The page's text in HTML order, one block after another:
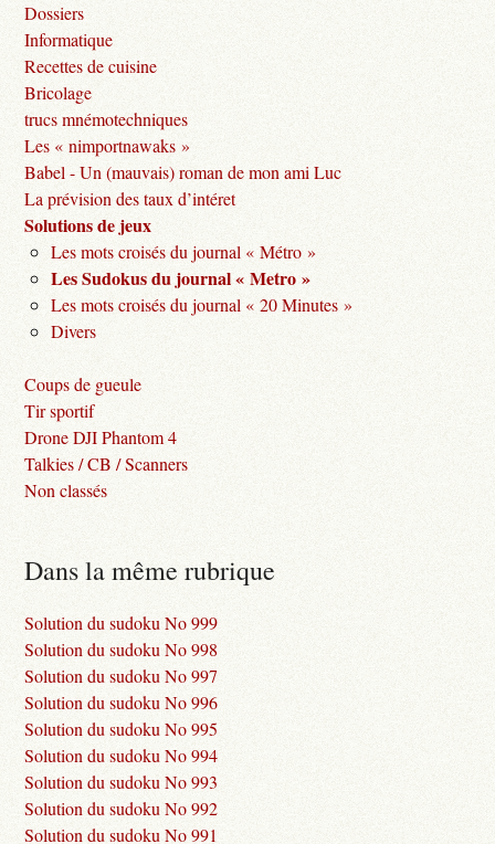
Dossiers
Informatique
Recettes de cuisine
Bricolage
trucs mnémotechniques
Les « nimportnawaks »
Babel - Un (mauvais) roman de mon ami Luc
La prévision des taux d’intéret
Solutions de jeux
Les mots croisés du journal « Métro »
Les Sudokus du journal « Metro »
Les mots croisés du journal « 20 Minutes »
Divers
Coups de gueule
Tir sportif
Drone DJI Phantom 4
Talkies / CB / Scanners
Non classés
Dans la même rubrique
Solution du sudoku No 999
Solution du sudoku No 998
Solution du sudoku No 997
Solution du sudoku No 996
Solution du sudoku No 995
Solution du sudoku No 994
Solution du sudoku No 993
Solution du sudoku No 992
Solution du sudoku No 991